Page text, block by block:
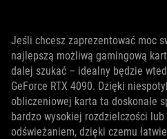
Jeśli chcesz zaprezentować moc
najlepszą możliwą gamingową
dalej szukać – idealny będzie
GeForce RTX 4090. Dzięki
obliczeniowej karta ta doskonale
bardzo wysokiej rozdzielczości
odświeżaniem, dzięki czemu